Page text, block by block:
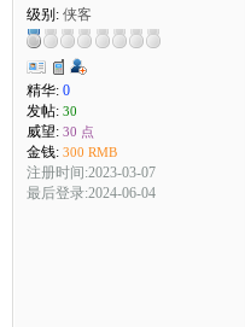
级别: 侠客
精华: 0
发帖: 30
威望: 30 点
金钱: 300 RMB
注册时间:2023-03-07
最后登录:2024-06-04